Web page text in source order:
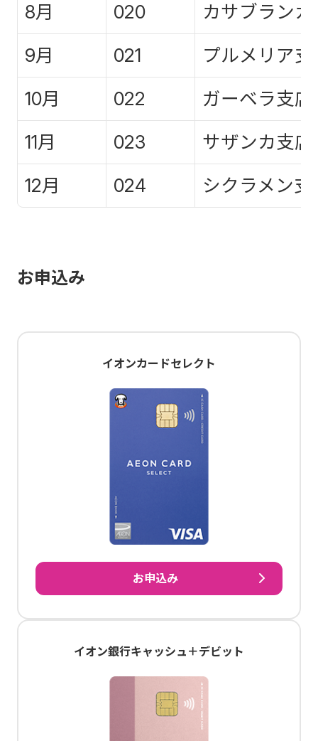
8月
020
カサブラン
9月
021
プルメリア支
10月
022
ガーベラ支店
11月
023
サザンカ支店
12月
024 シクラメン支
お申込み
イオンカードセレクト
お申込み
イオン銀行キャッシュ＋デビット